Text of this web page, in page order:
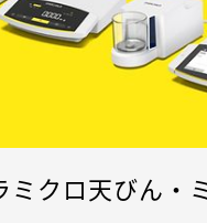
ミクロ天びん・